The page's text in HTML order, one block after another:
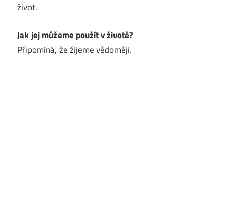
život.
Jak jej můžeme použít v životě?
Připomíná, že žijeme vědoměji.